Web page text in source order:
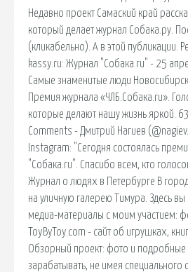
Недавно проект Самаский край
который делает журнал Собака.ру.
(кликабельно). А в этой публикации.
kassy.ru: Журнал "Собака.ru" - 25
Самые знаменитые люди
Премия журнала «ЧЛБ.Собака.ru».
которые делают нашу жизнь яркой.
Comments - Дмитрий Нагиев
Instagram: "Сегодня состоялась
"Собака.ru". Спасибо всем, кто
Журнал о людях в Петербурге В
на уличную галерею Тимура. Здесь
медиа-материалы с моим участием:
ToyByToy.com - сайт об игрушках,
Обзорный проект: фото и подробные
зарабатывать, не имея специального